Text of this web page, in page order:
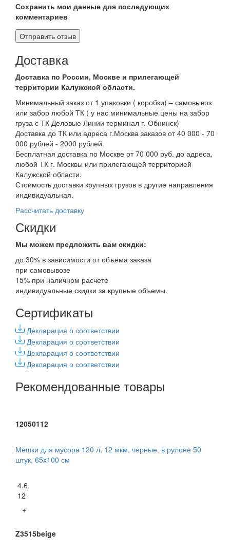
Сохранить мои данные для последующих
комментариев
Доставка
Доставка по России, Москве и прилегающей
территории Калужской области.
Минимальный заказ от 1 упаковки ( коробки) – самовывоз
или забор любой ТК ( у нас минимальные цены на забор
груза с ТК Деловые Линии терминал г. Обнинск)
Доставка до ТК или адреса г.Москва заказов от 40 000 - 70
000 рублей - 2000 рублей.
Бесплатная доставка по Москве от 70 000 руб. до адреса,
любой ТК г. Москвы или прилегающей территорией
Калужской области.
Стоимость доставки крупных грузов в другие направления
индивидуальная.
Рассчитать доставку
Скидки
Мы можем предложить вам скидки:
до 30% в зависимости от объема заказа
при самовывозе
15% при наличном расчете
индивидуальные скидки за крупные объемы.
Сертификаты
Декларация о соответствии
Декларация о соответствии
Декларация о соответствии
Декларация о соответствии
Рекомендованные товары
12050112
Мешки для мусора 120 л, 12 мкм, черные, в рулоне 50
штук, 65x100 см
4.6
12
+
Z3515beige